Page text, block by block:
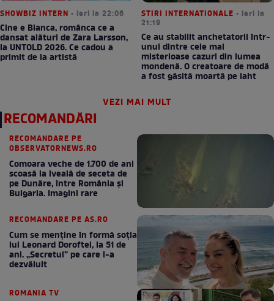
SHOWBIZ INTERN • ieri la 22:06
Cine e Bianca, românca ce a
dansat alături de Zara Larsson,
la UNTOLD 2026. Ce cadou a
primit de la artistă
STIRI INTERNATIONALE • ieri la
21:19
Ce au stabilit anchetatorii într-
unul dintre cele mai
misterioase cazuri din lumea
mondenă. O creatoare de modă
a fost găsită moartă pe iaht
VEZI MAI MULT
RECOMANDĂRI
RECOMANDARE PE
OBSERVATORNEWS.RO
Comoara veche de 1.700 de ani
scoasă la iveală de seceta de
pe Dunăre, între România şi
Bulgaria. Imagini rare
RECOMANDARE PE AS.RO
Cum se menţine în formă soţia
lui Leonard Doroftei, la 51 de
ani. „Secretul” pe care l-a
dezvăluit
ROMANIA TV